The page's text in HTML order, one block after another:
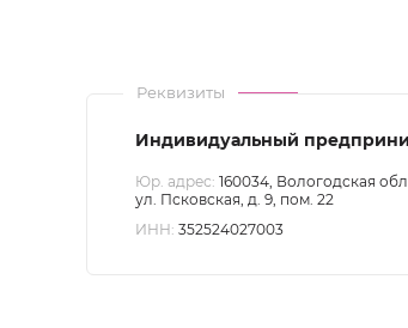
Реквизиты
Индивидуальный
Юр. адрес: 160034, Вологодская
ул. Псковская, д. 9, пом. 22
ИНН: 352524027003